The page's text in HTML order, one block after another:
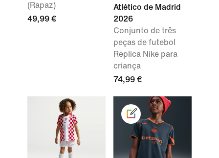
(Rapaz)
49,99 €
Atlético de Madrid
2026
Conjunto de três
peças de futebol
Replica Nike para
criança
74,99 €